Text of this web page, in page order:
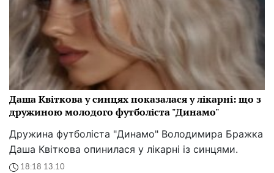
Даша Квіткова у синцях показалася у лікарні: що з
дружиною молодого футболіста "Динамо"
Дружина футболіста "Динамо" Володимира Бражка
Даша Квіткова опинилася у лікарні із синцями.
18:18 13.10